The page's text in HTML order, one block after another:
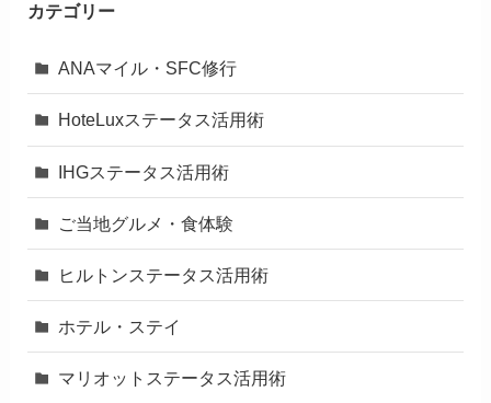
カテゴリー
ANAマイル・SFC修行
HoteLuxステータス活用術
IHGステータス活用術
ご当地グルメ・食体験
ヒルトンステータス活用術
ホテル・ステイ
マリオットステータス活用術